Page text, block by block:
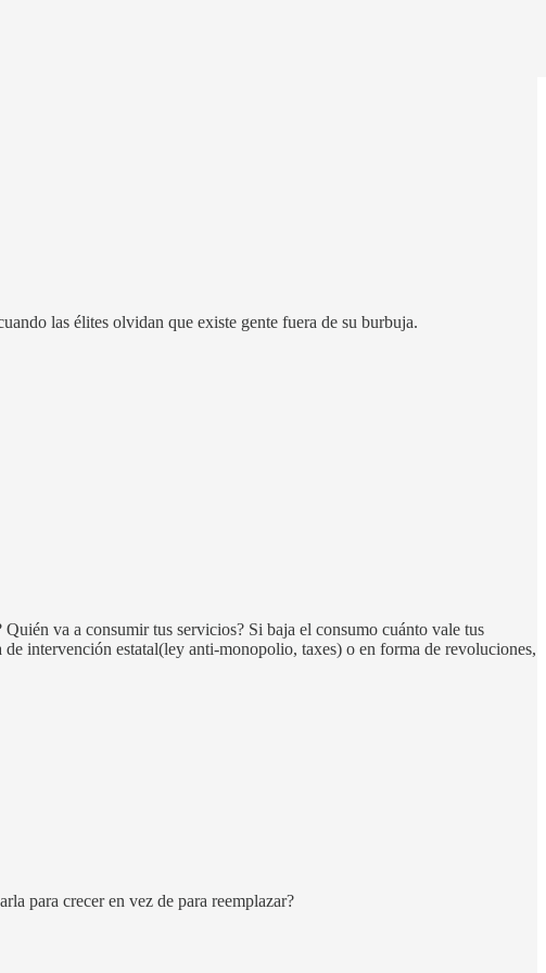
las élites olvidan que existe gente fuera de su burbuja.
va a consumir tus servicios? Si baja el consumo cuánto vale tus
intervención estatal(ley anti-monopolio, taxes) o en forma de revoluciones,
para crecer en vez de para reemplazar?